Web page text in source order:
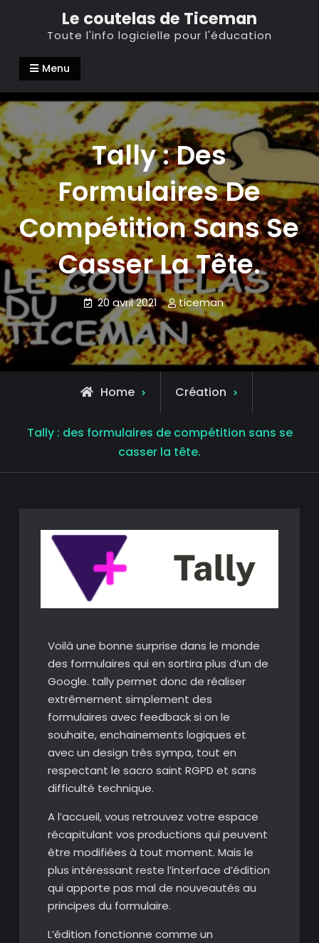
Le coutelas de Ticeman
Toute l'info logicielle pour l'éducation
Menu
Tally : Des
Formulaires De
Compétition Sans Se
Casser La Tête.
20 avril 2021 ticeman
Home Création
Tally : des formulaires de compétition sans se
casser la tête.
Voilà une bonne surprise dans le monde
des formulaires qui en sortira plus d’un de
Google. tally permet donc de réaliser
extrêmement simplement des
formulaires avec feedback si on le
souhaite, enchainements logiques et
avec un design très sympa, tout en
respectant le sacro saint RGPD et sans
difficulté technique.
A l’accueil, vous retrouvez votre espace
récapitulant vos productions qui peuvent
être modifiées à tout moment. Mais le
plus intéressant reste l’interface d’édition
qui apporte pas mal de nouveautés au
principes du formulaire.
L’édition fonctionne comme un